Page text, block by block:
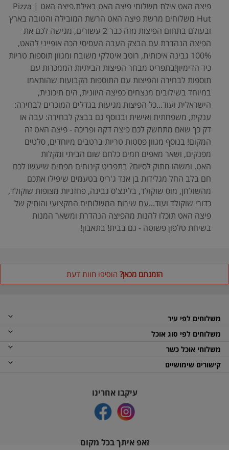
פיצה האט אילת משלוחי פיצה האט באילת.פיצה האט | Pizza
Hut משלוחים מרשת פיצה האט הרשת המובילה והטובה בארץ
ובעולם בתחום הפיצות מזה כבר 2 עשורים, מגישה לכם את
הפיצה הנהדרת עם הבצק העבה העסיסי הכה אופייני להאט,
100% גבינה איכותית, רוטב איטלקי משובח ומגוון תוספות טריות
כיד הדימיון!בתפריט מבחר הפיצות הביתיות הממכרות עם
תוספות לבחירה והפיצות עם התוספות הקבועות שהותאמו
במיוחד בשילובים מנצחים כפיצה היוונית, הים תיכונית,
הישראלית ועוד...כל הפיצות מגיעות בגדלים המוכרים לבחירה:
ענקית, משפחתית ואישית ובנוסף גם בבצק לבחירה: עבה או
דק כך שאם מתחשק לכם פיצה דקה ופריכה - פיצה האט זה
המקום! בנוסף מגוון פסטות טריות ברטבים מיוחדים, סלטים
מפנקים, ושאר מאפים חמים כלחם שום הביתי ומקלות
האט. ומשהו מתוק לסיום? בתפריט קינוחים מפתים שיעשו לכם
חם בלב החל מגלידות בן אנד ג'ריס בטעמים שיפילו אתכם
מהשולחן, מוס שוקולד, בלינצ'ס גבינה, פחזניות מצופות שוקולד,
כדורי שוקולד ועוד...עם שירות המשלוחים המקצועי והותיק של
פיצה האט תוכלו להנות מהפיצה הנהדרת ומשאר המנות
בשיחת טלפון פשוטה - גם בבית! בתאבון!
הזמנתם מכאן? הוסיפו חוות דעת
משלוחים לפי עיר
משלוחים לפי סוג אוכל
משלוחי אוכל כשר
קישורים שימושיים
עיקבו אחרינו
זאפ איתך בכל מקום